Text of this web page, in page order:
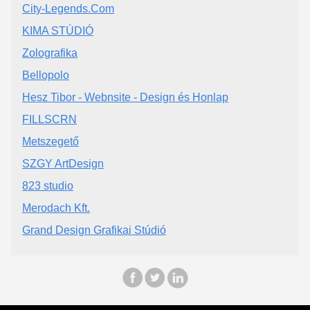
City-Legends.Com
KIMA STÚDIÓ
Zolografika
Bellopolo
Hesz Tibor - Webnsite - Design és Honlap
FILLSCRN
Metszegető
SZGY ArtDesign
823 studio
Merodach Kft.
Grand Design Grafikai Stúdió